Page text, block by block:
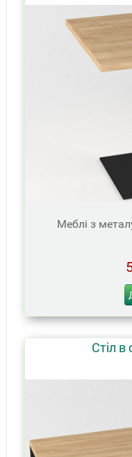
Меблі з
Стіл